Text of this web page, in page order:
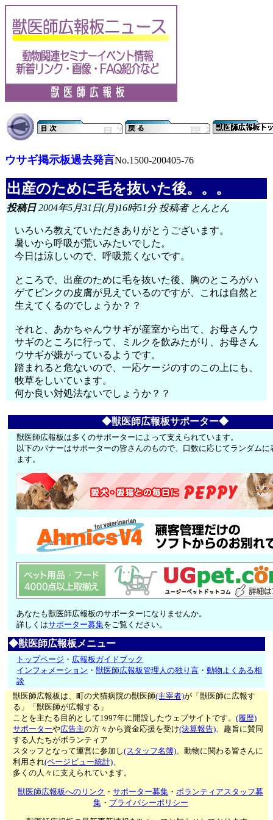
ウサギ掲示板過去発言No.1500-200405-76
出産のために毛を抜いた後。。。
投稿日2004年5月31日(月)16時51分 投稿者 とんとん
いろいろ教えていただきありがとうございます。
暑いから呼吸が荒いみたいでした。
今日は涼しいので、呼吸荒くないです。
ところで、出産のために毛を抜いた後、胸のところがハ
ゲてピンクの皮膚が見えているのですが、これは自然と
生えてくるのでしょうか？？
それと、あかちゃんウサギが産室から出て、お母さんウ
サギのところに行って、ミルクを飲みたがり、お母さん
ウサギが嫌がっているようです。
踏まれると危ないので、一応ケージのすのこの上にも、
牧草をしいています。
何か良い対処法ないでしょうか？？
◆獣医師広報板サポーター◆
獣医師広報板は多くのサポーターによって支えられています。
以下のバナーはサポーターの皆さんのもので、口数に応じてランダムに
ます。
あなたも獣医師広報板のサポーターになりませんか。
詳しくはサポーター募集をご覧ください。
◆獣医師広報板メニュー
トップページ ・ 広報板ガイドブック
インフォメーション ・獣医師広報板管理人の独り言 ・動物よくある相
談
獣医師広報板は、町の犬猫病院の獣医師(主宰者)が「獣医師に広報す
る」「獣医師が広報する」
ことを主たる目的として1997年に開設したウェブサイトです。(履歴)
サポーターや広告主の方々から資金応援を受け(決算報告)、趣旨に賛同
する人たちがボランティア
スタッフとなって運営に参加し(スタッフ名簿)、動物に関わる皆さんに
利用され(ページビュー統計)、
多くの人々に支えられています。
獣医師広報板へのリンク ・サポーター募集 ・ボランティアスタッフ募
集・ プライバシーポリシー